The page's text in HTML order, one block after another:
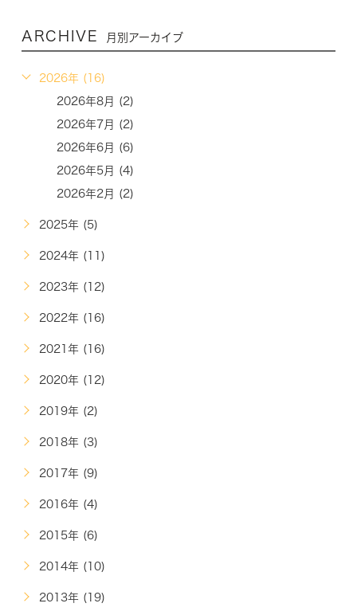
ARCHIVE 月別アーカイブ
2026年 (16)
2026年8月 (2)
2026年7月 (2)
2026年6月 (6)
2026年5月 (4)
2026年2月 (2)
2025年 (5)
2024年 (11)
2023年 (12)
2022年 (16)
2021年 (16)
2020年 (12)
2019年 (2)
2018年 (3)
2017年 (9)
2016年 (4)
2015年 (6)
2014年 (10)
2013年 (19)